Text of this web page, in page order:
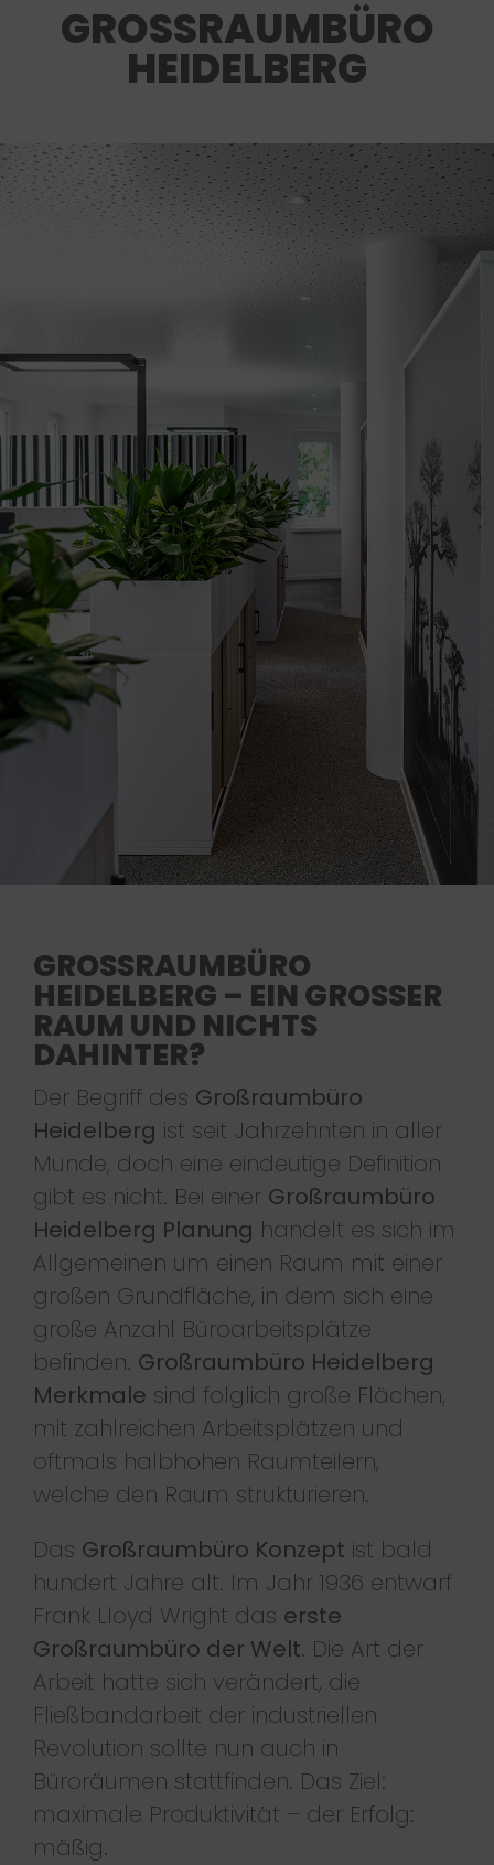
GROSSRAUMBÜRO H
EIDELBERG
GROSSRAUMBÜRO H
EIDELBERG – EIN GROSSER RA
UM UND NICHTS DA
HINTER?
Der Begriff des Großraumbüro
Heidelberg ist seit Jahrzehnten in aller
Munde, doch eine eindeutige Definition
gibt es nicht. Bei einer Großraumbüro
Heidelberg Planung handelt es sich im
Allgemeinen um einen Raum mit einer
großen Grundfläche, in dem sich eine
große Anzahl Büroarbeitsplätze
befinden. Großraumbüro Heidelberg
Merkmale sind folglich große Flächen,
mit zahlreichen Arbeitsplätzen und
oftmals halbhohen Raumteilern,
welche den Raum strukturieren.
Das Großraumbüro Konzept ist bald
hundert Jahre alt. Im Jahr 1936 entwarf
Frank Lloyd Wright das erste
Großraumbüro der Welt. Die Art der
Arbeit hatte sich verändert, die
Fließbandarbeit der industriellen
Revolution sollte nun auch in
Büroräumen stattfinden. Das Ziel:
maximale Produktivität – der Erfolg:
mäßig.